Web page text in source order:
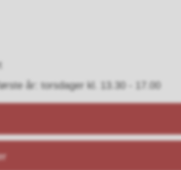
år: torsdager kl. 13.30 - 17.00